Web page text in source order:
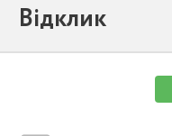
Модель:
Відклик